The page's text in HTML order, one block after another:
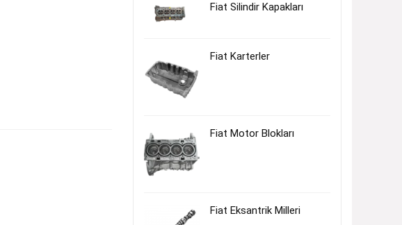
Fiat Silindir Kapakları
Fiat Karterler
Fiat Motor Blokları
Fiat Eksantrik Milleri